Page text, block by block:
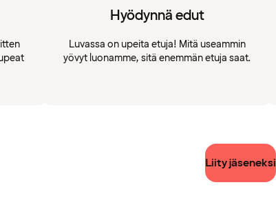
Hyödynnä edut
Luvassa on upeita etuja! Mitä useammin
yövyt luonamme, sitä enemmän etuja saat.
Liity jäseneksi